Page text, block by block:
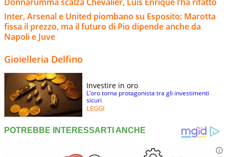
Inter, Arsenal e United piombano su Esposito: Marotta
fissa il prezzo, ma il futuro di Pio dipende anche da
Napoli e Juve
Gioielleria Delfino
Investire in oro
L’oro torna protagonista tra gli investimenti
sicuri
LEGGI